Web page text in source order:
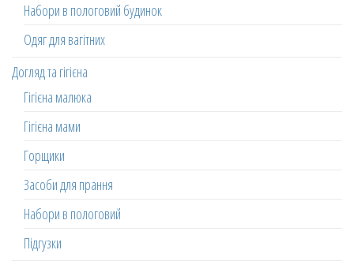
Набори в пологовий будинок
Одяг для вагітних
Догляд та гігієна
Гігієна малюка
Гігієна мами
Горщики
Засоби для прання
Набори в пологовий
Підгузки